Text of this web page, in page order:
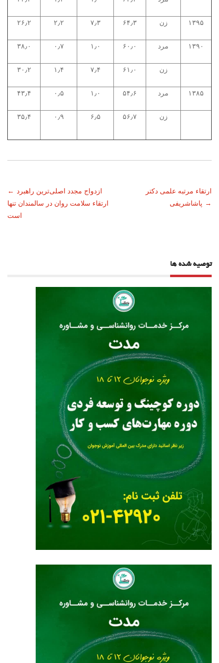
۱۳۹۵ زن ۶۴٫۳ ۷٫۳ ۲٫۲ ۲۶٫۲
۱۳۹۰ مرد ۶۰٫۰ ۱٫۰ ۰٫۷ ۳۸٫۰
زن ۶۱٫۰ ۷٫۴ ۱٫۴ ۳۰٫۲
۱۳۸۵ مرد ۵۴٫۶ ۱٫۰ ۰٫۵ ۴۳٫۴
زن ۵۶٫۷ ۶٫۵ ۰٫۹ ۳۵٫۴
ناوبری
نوشته
← ازدواج مجدد اصلی‌ترین راهبرد
ارتقاء سلامت روان در سالمندان تنها
است
ارتقاء مرتبه علمی دکتر
پاشاشریفی →
توصیه شده ها